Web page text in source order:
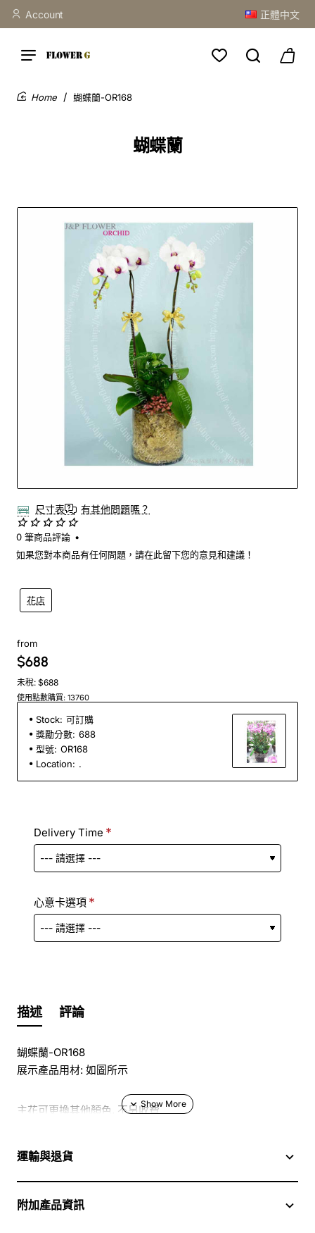
Account 正體中文
蝴蝶蘭
蝴蝶蘭-OR168
尺寸表 有其他問題嗎？
花店
0 筆商品評論 •
如果您對本商品有任何問題，請在此留下您的意見和建議！
from
$688
未稅: $688
使用點數購買: 13760
Stock: 可訂購
獎勵分數: 688
型號: OR168
Location: .
Delivery Time
心意卡選項
描述 評論
蝴蝶蘭-OR168
展示產品用材: 如圖所示
主花可更換其他顏色, 不另收費
於花店訂花, 隨花束附送精美心意咭一張, 歡迎到本花店查詢
訂購鮮花及手工製品前,為保障客戶利益,請閱讀 條款及細則
運輸與退貨
附加產品資訊